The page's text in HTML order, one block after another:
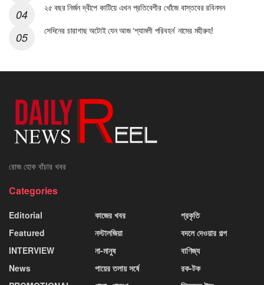
২৫ বছর নির্জন দ্বীপে কাটিয়ে এখন প্রতিবেশীর খোঁজে বাস্তবের রবিনসন
সেদিনের চারাগাছ অটোই যেন আজ ‘শ্যামলী পরিবহন’ নামের মহীরুহ!
রোজ হোক বাঁচার খবর
Categories
Editorial
Featured
INTERVIEW
News
কাজের খবর
নস্টালজিয়া
না-মানুষ
পায়ের তলায় সর্ষে
প্রকৃতি
বদলে দেওয়ার গল্প
বাণিজ্য
রক-টক